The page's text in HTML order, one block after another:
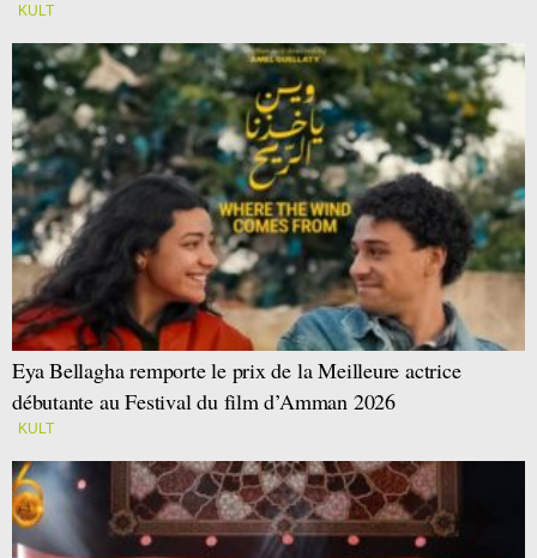
KULT
Eya Bellagha remporte le prix de la Meilleure actrice
débutante au Festival du film d’Amman 2026
KULT